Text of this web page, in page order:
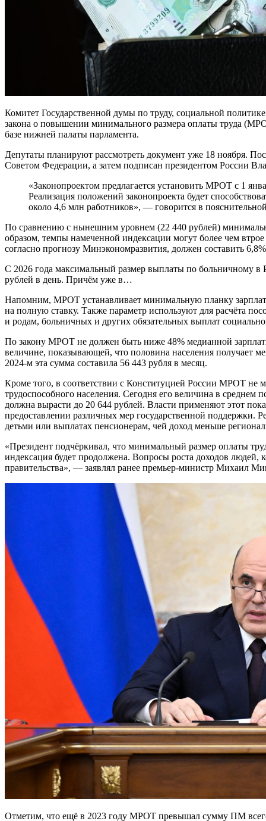
Комитет Государственной думы по труду, социальной
закона о повышении минимального размера оплаты труда
базе нижней палаты парламента.
Депутаты планируют рассмотреть документ уже 18 ноября.
Советом Федерации, а затем подписан президентом России
«Законопроектом предлагается установить МРОТ с 1 января 2026 года в сумме 27 093 рублей…
Реализация положений законопроекта будет
около 4,6 млн работников», — говорится в
По сравнению с нынешним уровнем (22 440 рублей)
образом, темпы намеченной индексации могут более чем
согласно прогнозу Минэкономразвития, должен составить
С 2026 года максимальный размер выплаты по больничному
рублей в день. Причём уже в…
Напомним, МРОТ устанавливает минимальную планку
на полную ставку. Также параметр используют для расчёта
и родам, больничных и других обязательных выплат
По закону МРОТ не должен быть ниже 48% медианной
величине, показывающей, что половина населения получает
2024-м эта сумма составила 56 443 рубля в месяц.
Кроме того, в соответствии с Конституцией России МРОТ
трудоспособного населения. Сегодня его величина в среднем
должна вырасти до 20 644 рублей. Власти применяют этот
предоставлении различных мер государственной поддержки.
детьми или выплатах пенсионерам, чей доход меньше
«Президент подчёркивал, что минимальный размер оплаты
индексация будет продолжена. Вопросы роста доходов людей,
правительства», — заявлял ранее премьер-министр Михаил
Отметим, что ещё в 2023 году МРОТ превышал сумму ПМ